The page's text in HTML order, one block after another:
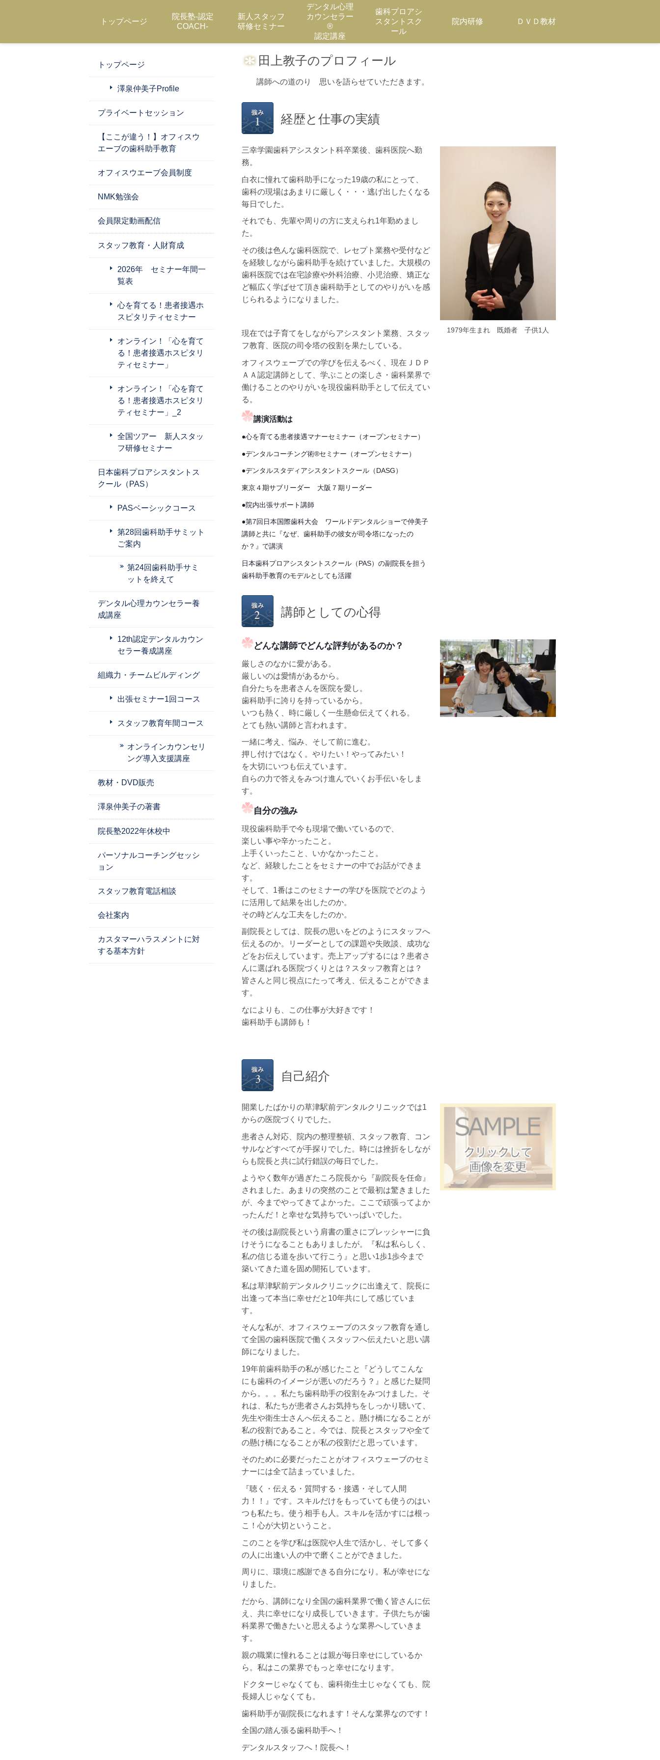
トップページ
院長塾-認定
COACH-
新人スタッフ
研修セミナー
デンタル心理
カウンセラー
®
認定講座
歯科プロアシ
スタントスク
ール
院内研修 ＤＶＤ教材
田上教子のプロフィール
講師への道のり 思いを語らせていただきます。
経歴と仕事の実績
1979年生まれ 既婚者 子供1人
三幸学園歯科アシスタント科卒業後、歯科医院へ勤
務。
白衣に憧れて歯科助手になった19歳の私にとって、
歯科の現場はあまりに厳しく・・・逃げ出したくなる
毎日でした。
それでも、先輩や周りの方に支えられ1年勤めまし
た。
その後は色んな歯科医院で、レセプト業務や受付など
を経験しながら歯科助手を続けていました。大規模の
歯科医院では在宅診療や外科治療、小児治療、矯正な
ど幅広く学ばせて頂き歯科助手としてのやりがいを感
じられるようになりました。
現在では子育てをしながらアシスタント業務、スタッ
フ教育、医院の司令塔の役割を果たしている。
オフィスウェーブでの学びを伝えるべく、現在ＪＤＰ
ＡＡ認定講師として、学ぶことの楽しさ・歯科業界で
働けることのやりがいを現役歯科助手として伝えてい
る。
講演活動は
●心を育てる患者接遇マナーセミナー（オープンセミナー）
●デンタルコーチング術®セミナー（オープンセミナー）
●デンタルスタディアシスタントスクール（DASG）
東京４期サブリーダー 大阪７期リーダー
●院内出張サポート講師
●第7回日本国際歯科大会 ワールドデンタルショーで仲美子
講師と共に
『なぜ、歯科助手の彼女が司令塔になったの
か？』で講演
日本歯科プロアシスタントスクール（PAS）の副院長を担う
歯科助手教育のモデルとしても活躍
講師としての心得
どんな講師でどんな評判があるのか？
厳しさのなかに愛がある。
厳しいのは愛情があるから。
自分たちを患者さんを医院を愛し。
歯科助手に誇りを持っているから。
いつも熱く、時に厳しく一生懸命伝えてくれる。
とても熱い講師と言われます。
一緒に考え、悩み、そして前に進む。
押し付けではなく。やりたい！やってみたい！
を大切にいつも伝えています。
自らの力で答えをみつけ進んでいくお手伝いをしま
す。
自分の強み
現役歯科助手で今も現場で働いているので、
楽しい事や辛かったこと。
上手くいったこと、いかなかったこと。
など、経験したことをセミナーの中でお話ができま
す。
そして、1番はこのセミナーの学びを医院でどのよう
に活用して結果を出したのか。
その時どんな工夫をしたのか。
副院長としては、院長の思いをどのようにスタッフへ
伝えるのか。リーダーとしての課題や失敗談、成功な
どをお伝えしています。売上アップするには？患者さ
んに選ばれる医院づくりとは？スタッフ教育とは？
皆さんと同じ視点にたって考え、伝えることができま
す。
なによりも、この仕事が大好きです！
歯科助手も講師も！
自己紹介
開業したばかりの草津駅前デンタルクリニックでは1
からの医院づくりでした。
患者さん対応、院内の整理整頓、スタッフ教育、コン
サルなどすべてが手探りでした。時には挫折をしなが
らも院長と共に試行錯誤の毎日でした。
ようやく数年が過ぎたころ院長から『副院長を任命』
されました。あまりの突然のことで最初は驚きました
が、今までやってきてよかった。ここで頑張ってよか
ったんだ！と幸せな気持ちでいっぱいでした。
その後は副院長という肩書の重さにプレッシャーに負
けそうになることもありましたが。『私は私らしく、
私の信じる道を歩いて行こう』と思い1歩1歩今まで
築いてきた道を固め開拓しています。
私は草津駅前デンタルクリニックに出逢えて、院長に
出逢って本当に幸せだと 10年共にして感じていま
す。
そんな私が、オフィスウェーブのスタッフ教育を通し
て全国の歯科医院で働くスタッフへ伝えたいと思い講
師になりました。
19年前歯科助手の私が感じたこと『どうしてこんな
にも歯科のイメージが悪いのだろう？』と感じた疑問
から。。。私たち歯科助手の役割をみつけました。そ
れは、私たちが患者さんお気持ちをしっかり聴いて、
先生や衛生士さんへ伝えること。懸け橋になることが
私の役割であること。今では、院長とスタッフや全て
の懸け橋になることが私の役割だと思っています。
そのために必要だったことがオフィスウェーブのセミ
ナーには全て詰まっていました。
『聴く・伝える・質問する・接遇・そして人間
力！！』です。スキルだけをもっていても使うのはい
つも私たち。使う相手も人。スキルを活かすには根っ
こ！心が大切ということ。
このことを学び私は医院や人生で活かし、そして多く
の人に出逢い人の中で磨くことができました。
周りに、環境に感謝できる自分になり。私が幸せにな
りました。
だから、講師になり全国の歯科業界で働く皆さんに伝
え、共に幸せになり成長していきます。子供たちが歯
科業界で働きたいと思えるような業界へしていきま
す。
親の職業に憧れることは親が毎日幸せにしているか
ら。私はこの業界でもっと幸せになります。
ドクターじゃなくても、歯科衛生士じゃなくても、院
長婦人じゃなくても。
歯科助手が副院長になれます！そんな業界なのです！
全国の踏ん張る歯科助手へ！
デンタルスタッフへ！院長へ！
トップページ
澤泉仲美子Profile
プライベートセッション
【ここが違う！】オフィスウ
エーブの歯科助手教育
オフィスウエーブ会員制度
NMK勉強会
会員限定動画配信
スタッフ教育・人財育成
2026年 セミナー年間一
覧表
心を育てる！患者接遇ホ
スピタリティセミナー
オンライン！「心を育て
る！患者接遇ホスピタリ
ティセミナー」
オンライン！「心を育て
る！患者接遇ホスピタリ
ティセミナー」_2
全国ツアー 新人スタッ
フ研修セミナー
日本歯科プロアシスタントス
クール（PAS）
PASベーシックコース
第28回歯科助手サミット
ご案内
第24回歯科助手サミ
ットを終えて
デンタル心理カウンセラー養
成講座
12th認定デンタルカウン
セラー養成講座
組織力・チームビルディング
出張セミナー1回コース
スタッフ教育年間コース
オンラインカウンセリ
ング導入支援講座
教材・DVD販売
澤泉仲美子の著書
院長塾2022年休校中
パーソナルコーチングセッシ
ョン
スタッフ教育電話相談
会社案内
カスタマーハラスメントに対
する基本方針